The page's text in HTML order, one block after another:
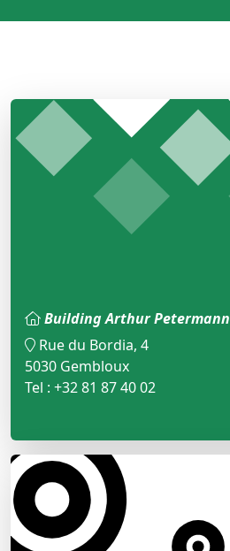
Building Arthur Petermann
Rue du Bordia, 4
5030 Gembloux
Tel : +32 81 87 40 02